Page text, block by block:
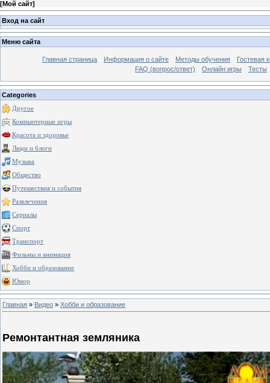
[Мой сайт]
Вход на сайт
Меню сайта
Главная страница Информация о сайте Методы обучения
Гостевая
FAQ (вопрос/ответ)
Онлайн игры Тесты
Categories
Другое
Компьютерные игры
Красота и здоровье
Люди и блоги
Музыка
Общество
Путешествия и события
Развлечения
Сериалы
Спорт
Транспорт
Фильмы и анимация
Хобби и образование
Юмор
Главная » Видео » Хобби и образование
Ремонтантная земляника